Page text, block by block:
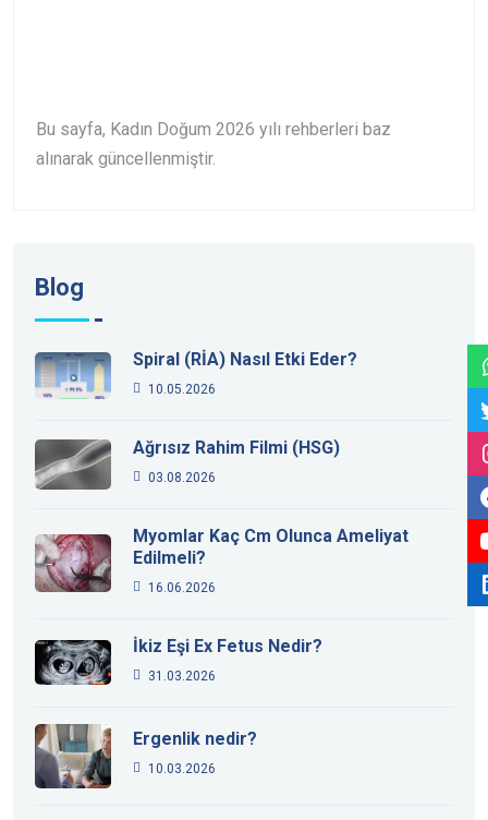
Bu sayfa, Kadın Doğum 2026 yılı rehberleri baz
alınarak güncellenmiştir.
Blog
Spiral (RİA) Nasıl Etki Eder?
10.05.2026
Ağrısız Rahim Filmi (HSG)
03.08.2026
Myomlar Kaç Cm Olunca Ameliyat
Edilmeli?
16.06.2026
İkiz Eşi Ex Fetus Nedir?
31.03.2026
Ergenlik nedir?
10.03.2026